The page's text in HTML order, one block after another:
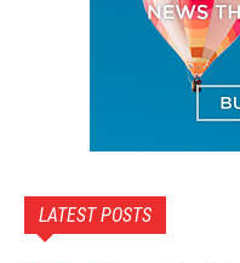
LATEST POSTS